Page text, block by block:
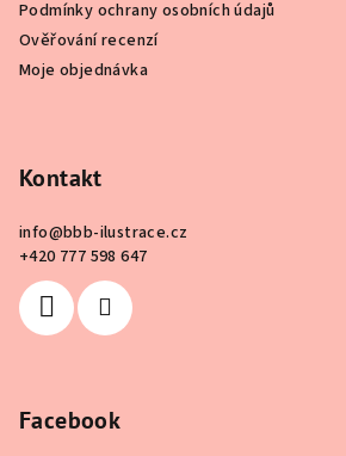
Podmínky ochrany osobních údajů
Ověřování recenzí
Moje objednávka
Kontakt
info@bbb-ilustrace.cz
+420 777 598 647
Facebook